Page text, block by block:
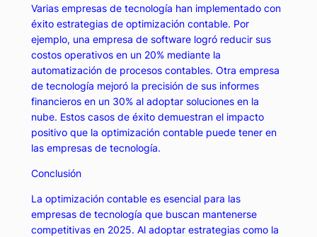
Varias empresas de tecnología han implementado con
éxito estrategias de optimización contable. Por
ejemplo, una empresa de software logró reducir sus
costos operativos en un 20% mediante la
automatización de procesos contables. Otra empresa
de tecnología mejoró la precisión de sus informes
financieros en un 30% al adoptar soluciones en la
nube. Estos casos de éxito demuestran el impacto
positivo que la optimización contable puede tener en
las empresas de tecnología.
Conclusión
La optimización contable es esencial para las
empresas de tecnología que buscan mantenerse
competitivas en 2025. Al adoptar estrategias como la